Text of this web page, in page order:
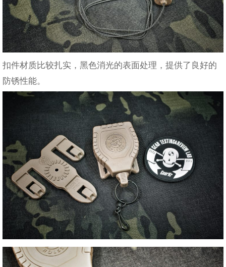
扣件材质比较扎实，黑色消光的表面处理，提供了良好的
防锈性能。